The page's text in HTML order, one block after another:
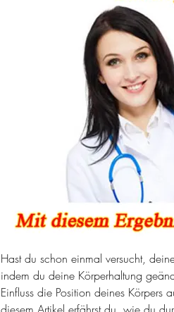
Hast du schon einmal versucht,
indem du deine Körperhaltung
Einfluss die Position deines Körpers